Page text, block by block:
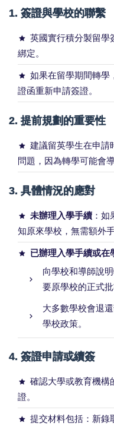
1. 簽證與學校的聯繫
英國實行積分製留學
綁定。
如果在留學期間轉學
證函重新申請簽證。
2. 提前規劃的重要性
建議留英學生在申請
問題，因為轉學可能會
3. 具體情況的應對
未辦理入學手續：如
知原來學校，無需額外手
已辦理入學手續或在
向學校和導師說
要原學校的正式批
大多數學校會退
學校政策。
4. 簽證申請或續簽
確認大學或教育機構
證。
提交材料包括：新錄